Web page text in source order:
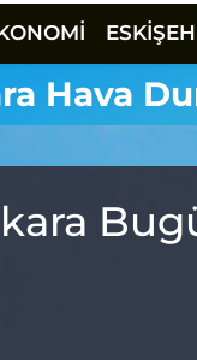
Hava